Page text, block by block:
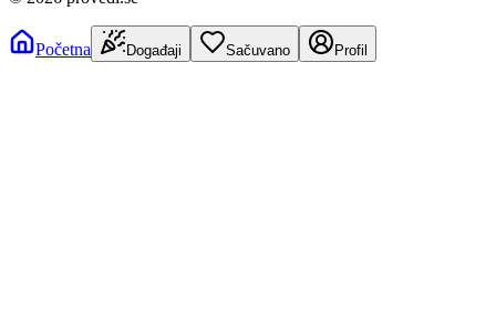
Početna Događaji Sačuvano Profil